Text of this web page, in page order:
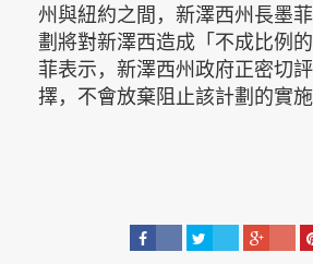
州與紐約之間，新澤西州長墨
劃將對新澤西造成「不成比例
菲表示，新澤西州政府正密切
擇，不會放棄阻止該計劃的實施